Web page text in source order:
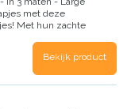
met deze
Met hun zachte
Bekijk product